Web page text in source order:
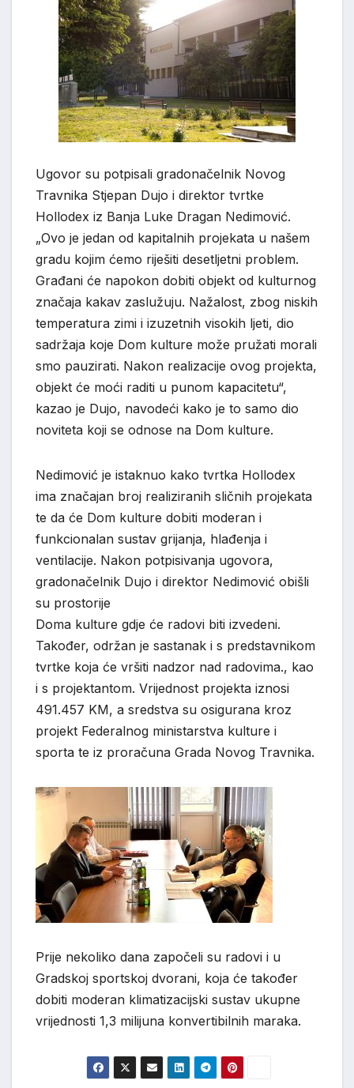
Ugovor su potpisali gradonačelnik Novog
Travnika Stjepan Dujo i direktor tvrtke
Hollodex iz Banja Luke Dragan Nedimović.
„Ovo je jedan od kapitalnih projekata u našem
gradu kojim ćemo riješiti desetljetni problem.
Građani će napokon dobiti objekt od kulturnog
značaja kakav zaslužuju. Nažalost, zbog niskih
temperatura zimi i izuzetnih visokih ljeti, dio
sadržaja koje Dom kulture može pružati morali
smo pauzirati. Nakon realizacije ovog projekta,
objekt će moći raditi u punom kapacitetu“,
kazao je Dujo, navodeći kako je to samo dio
noviteta koji se odnose na Dom kulture.
Nedimović je istaknuo kako tvrtka Hollodex
ima značajan broj realiziranih sličnih projekata
te da će Dom kulture dobiti moderan i
funkcionalan sustav grijanja, hlađenja i
ventilacije. Nakon potpisivanja ugovora,
gradonačelnik Dujo i direktor Nedimović obišli
su prostorije
Doma kulture gdje će radovi biti izvedeni.
Također, održan je sastanak i s predstavnikom
tvrtke koja će vršiti nadzor nad radovima., kao
i s projektantom. Vrijednost projekta iznosi
491.457 KM, a sredstva su osigurana kroz
projekt Federalnog ministarstva kulture i
sporta te iz proračuna Grada Novog Travnika.
Prije nekoliko dana započeli su radovi i u
Gradskoj sportskoj dvorani, koja će također
dobiti moderan klimatizacijski sustav ukupne
vrijednosti 1,3 milijuna konvertibilnih maraka.